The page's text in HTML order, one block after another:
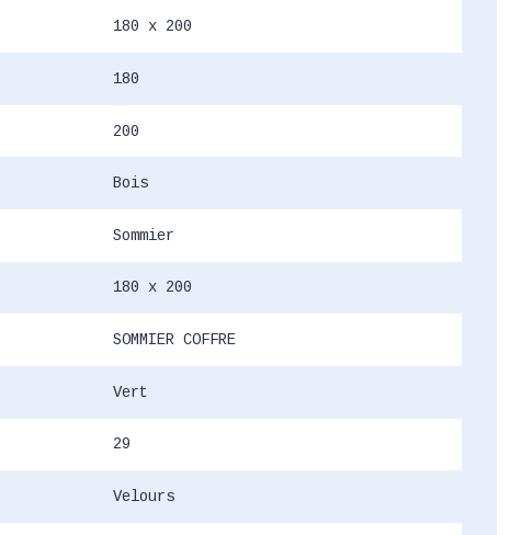
180 x 200
180
200
Bois
Sommier
180 x 200
SOMMIER COFFRE
Vert
29
Velours